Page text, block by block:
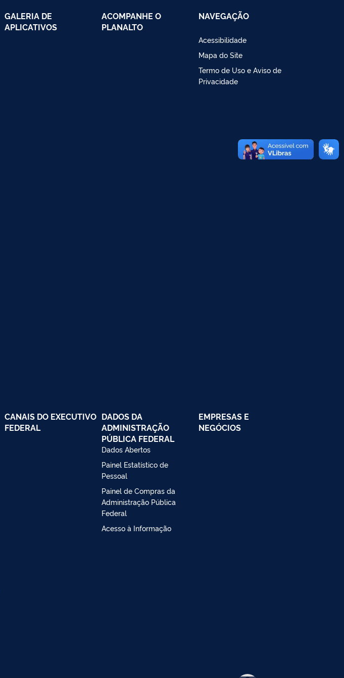
GALERIA DE
APLICATIVOS
ACOMPANHE O
PLANALTO
NAVEGAÇÃO
Acessibilidade
Mapa do Site
Termo de Uso e Aviso de
Privacidade
CANAIS DO EXECUTIVO
FEDERAL
DADOS DA
ADMINISTRAÇÃO
PÚBLICA FEDERAL
Dados Abertos
Painel Estatístico de
Pessoal
Painel de Compras da
Administração Pública
Federal
Acesso à Informação
EMPRESAS E
NEGÓCIOS